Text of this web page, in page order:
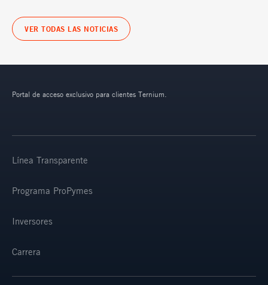
VER TODAS LAS NOTICIAS
Portal de acceso exclusivo para clientes Ternium.
Línea Transparente
Programa ProPymes
Inversores
Carrera